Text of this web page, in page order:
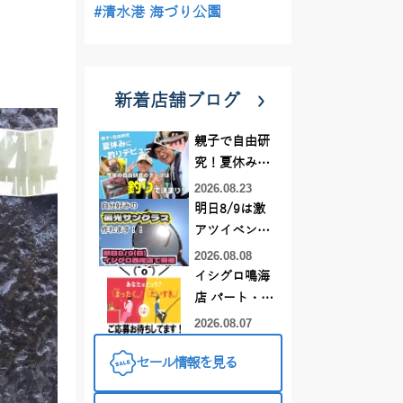
#清水港 海づり公園
新着店舗ブログ
親子で自由研
究！夏休みに
釣りデビュー
2026.08.23
明日8/9は激
アツイベント
日！！！～オ
ーダー偏光グ
ラス受注会～
2026.08.08
イシグロ鳴海
店 パート・ア
ルバイトスタ
募集中！
2026.08.07
セール情報を見る